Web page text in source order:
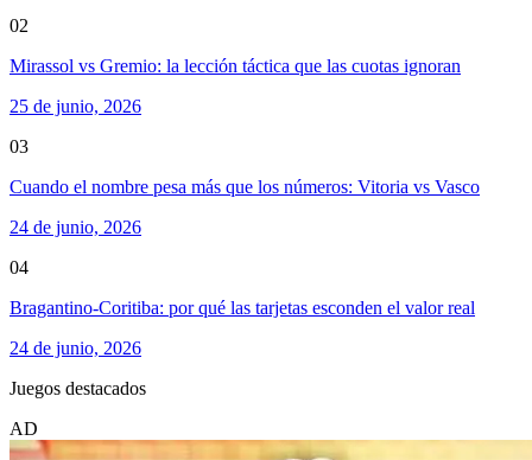
02
Mirassol vs Gremio: la lección táctica que las cuotas ignoran
25 de junio, 2026
03
Cuando el nombre pesa más que los números: Vitoria vs Vasco
24 de junio, 2026
04
Bragantino-Coritiba: por qué las tarjetas esconden el valor real
24 de junio, 2026
Juegos destacados
AD